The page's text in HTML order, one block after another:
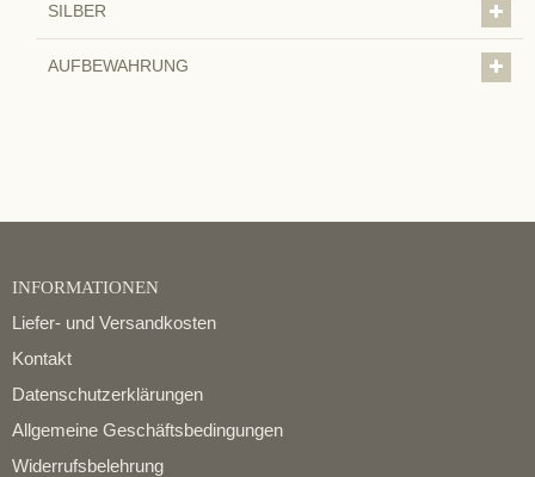
SILBER
AUFBEWAHRUNG
INFORMATIONEN
Liefer- und Versandkosten
Kontakt
Datenschutzerklärungen
Allgemeine Geschäftsbedingungen
Widerrufsbelehrung